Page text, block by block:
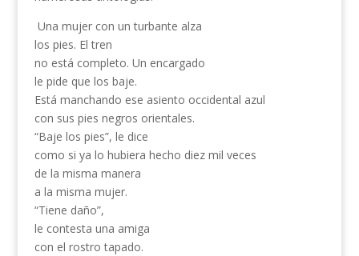
Una mujer con un turbante alza
los pies. El tren
no está completo. Un encargado
le pide que los baje.
Está manchando ese asiento occidental azul
con sus pies negros orientales.
“Baje los pies”, le dice
como si ya lo hubiera hecho diez mil veces
de la misma manera
a la misma mujer.
“Tiene daño”,
le contesta una amiga
con el rostro tapado.